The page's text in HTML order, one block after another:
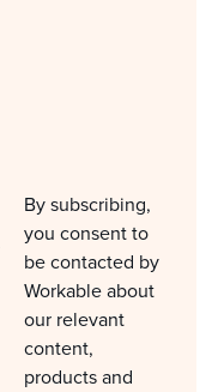
By subscribing,
you consent to
be contacted by
Workable about
our relevant
content,
products and